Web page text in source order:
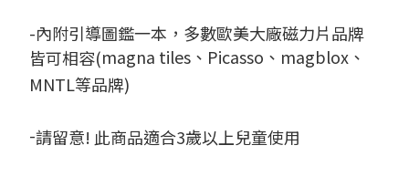
-內附引導圖鑑一本，多數歐美大廠磁力片品牌
皆可相容(magna tiles、Picasso、magblox、
MNTL等品牌)
-請留意! 此商品適合3歲以上兒童使用